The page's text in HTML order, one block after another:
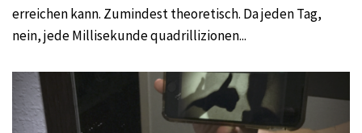
erreichen kann. Zumindest theoretisch. Da jeden Tag,
nein, jede Millisekunde quadrillizionen...